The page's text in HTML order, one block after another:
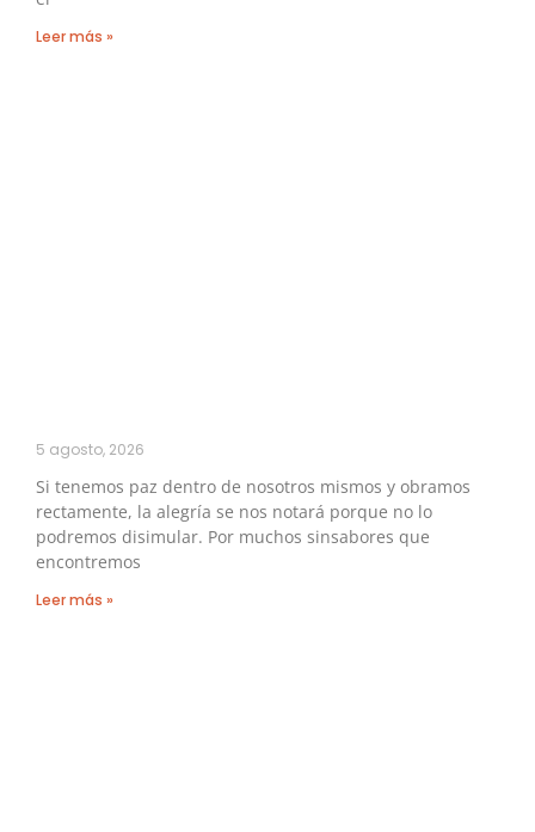
Leer más »
5 agosto, 2026
Si tenemos paz dentro de nosotros mismos y obramos
rectamente, la alegría se nos notará porque no lo
podremos disimular. Por muchos sinsabores que
encontremos
Leer más »